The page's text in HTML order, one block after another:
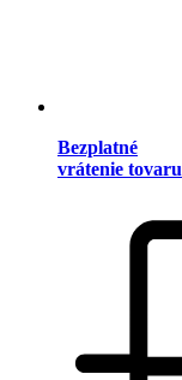
Bezplatné
vrátenie tovaru